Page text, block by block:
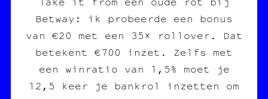
Betway: ik probeerde een bonus
van €20 met een 35× rollover. Dat
betekent €700 inzet. Zelfs met
een winratio van 1,5% moet je
12,5 keer je bankrol inzetten om